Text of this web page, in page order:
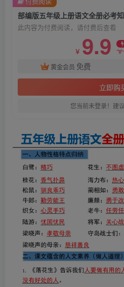
部编版五年级上册语文全册必考
此内容为付费阅读，请付费后查看
￥ 9.9 ￥
黄金会员 免费
立即购
您当前未登录！建